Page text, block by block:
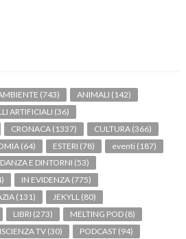
(743) ANIMALI (142)
ARTIFICIALI (36)
CRONACA (1337) CULTURA (366)
(64) ESTERI (78) eventi (187)
E DINTORNI (53)
IN EVIDENZA (775)
(131) JEKYLL (80)
LIBRI (273) MELTING POD (8)
TV (30) PODCAST (94)